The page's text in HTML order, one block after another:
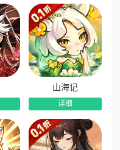
山海记
详细